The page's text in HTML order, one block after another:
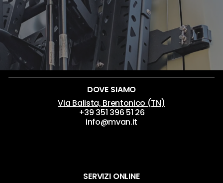
DOVE SIAMO
Via Balista, Brentonico (TN)
+39 351 396 51 26
info@mvan.it
SERVIZI ONLINE